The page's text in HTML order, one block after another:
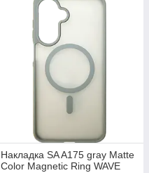
Накладка SA A175 gray Matte
Color Magnetic Ring WAVE